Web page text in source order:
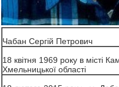
Чабан Сергій Петрович
18 квітня 1969 року в місті
Хмельницької області